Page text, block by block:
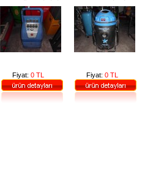
CLEANVAC SUN 68
Fiyat: 0 TL
SÜPÜRGE
Fiyat: 0 TL